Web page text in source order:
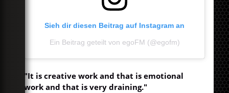
Sieh dir diesen Beitrag auf Instagram an
Ein Beitrag geteilt von egoFM (@egofm)
"It is creative work and that is emotional
work and that is very draining."